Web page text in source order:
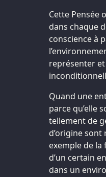
Cette Pensée
dans chaque
conscience à
représenter et
Quand une
parce qu’elle
tellement de
d’origine sont
exemple de
d’un certain
dans un